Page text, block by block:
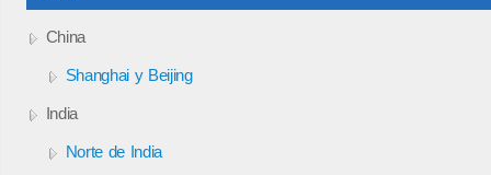
China
Shanghai y Beijing
India
Norte de India